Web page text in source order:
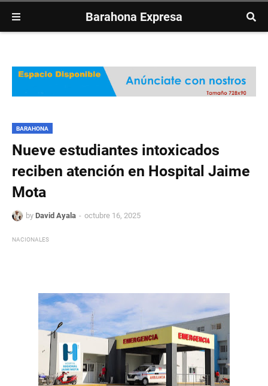
Barahona Expresa
BARAHONA
Nueve estudiantes intoxicados
reciben atención en Hospital Jaime
Mota
by David Ayala octubre 16, 2025
NACIONALES